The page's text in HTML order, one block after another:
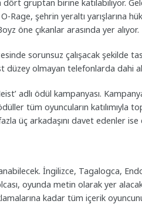
gruptan birine katılabiliyor.
Rage, şehrin yeraltı yarışlarına
öne çıkanlar arasında yer alıyor.
sorunsuz çalışacak şekilde
olmayan telefonlarda dahi
adlı ödül kampanyası.
tüm oyuncuların katılımıyla
üç arkadaşını davet edenler
İngilizce, Tagalogca,
oyunda metin olarak yer
kadar tüm içerik